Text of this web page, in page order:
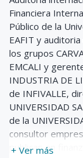
03:58:09
Horas
00:30:50
Horas
01:26:01
+ Ver más
Financiera
Público de la
EAFIT y
los grupos
EMCALI y
INDUSTRIA DE
de INFIVALLE,
UNIVERSIDAD
de la
consultor
publicas en